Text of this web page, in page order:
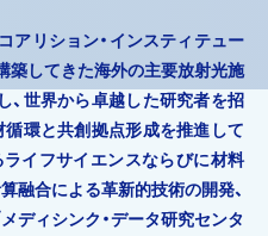
アリション・インスティテュー
築してきた海外の主要放射光施
、世界から卓越した研究者を招
循環と共創拠点形成を推進して
ライフサイエンスならびに材料
融合による革新的技術の開発、
ディシンク・データ研究センタ